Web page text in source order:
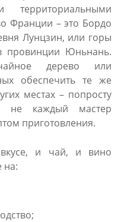
Франции – это Бордо
Лунцзин, или горы
Юньнань.
дерево или
обеспечить те же
местах – попросту
не каждый мастер
приготовления.
и чай, и вино
на: